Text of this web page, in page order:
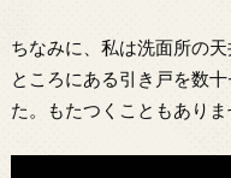
ちなみに、私は洗面所の
ところにある引き戸を数
た。もたつくこともあり